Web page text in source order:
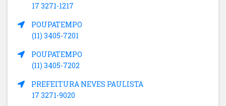
17 3271-1217
POUPATEMPO
(11) 3405-7201
POUPATEMPO
(11) 3405-7202
PREFEITURA NEVES PAULISTA
17 3271-9020